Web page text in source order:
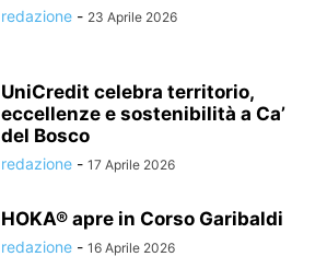
redazione - 23 Aprile 2026
UniCredit celebra territorio,
eccellenze e sostenibilità a Ca’
del Bosco
redazione - 17 Aprile 2026
HOKA® apre in Corso Garibaldi
redazione - 16 Aprile 2026